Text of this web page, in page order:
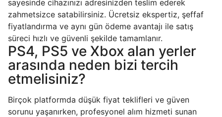
sayesinde cihazınızı adresinizden teslim ederek
zahmetsizce satabilirsiniz. Ücretsiz ekspertiz, şeffaf
fiyatlandırma ve aynı gün ödeme avantajı ile satış
süreci hızlı ve güvenli şekilde tamamlanır.
PS4, PS5 ve Xbox alan yerler
arasında neden bizi tercih
etmelisiniz?
Birçok platformda düşük fiyat teklifleri ve güven
sorunu yaşanırken, profesyonel alım hizmeti sunan